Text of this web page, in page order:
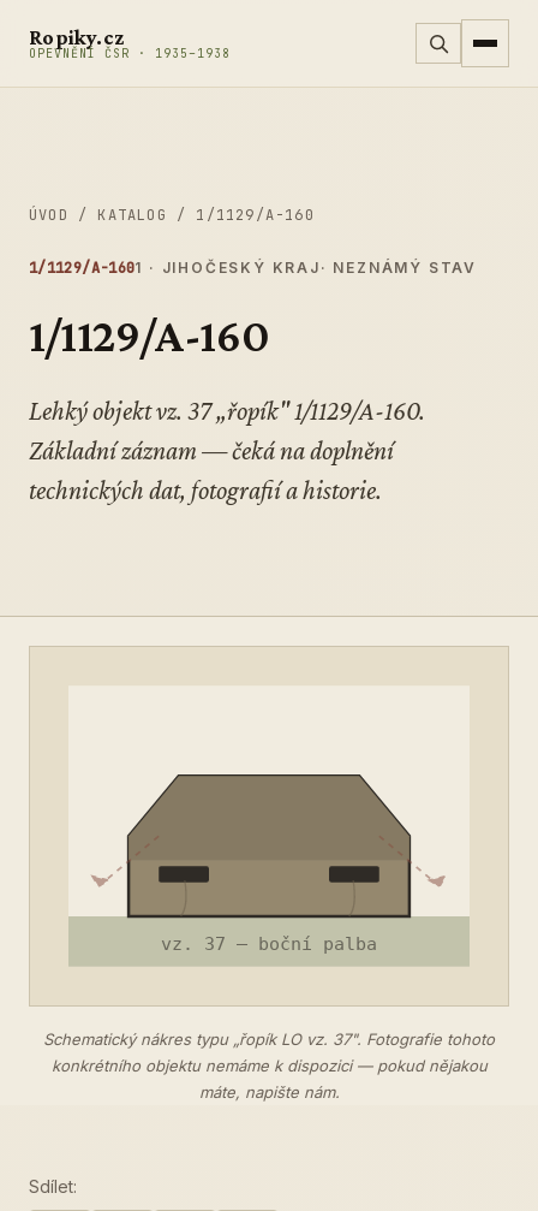
Ropiky.cz
OPEVNĚNÍ ČSR · 1935–1938
ÚVOD / KATALOG / 1/1129/A-160
1/1129/A-1601 · JIHOČESKÝ KRAJ · NEZNÁMÝ STAV
1/1129/A-160
Lehký objekt vz. 37 „řopík" 1/1129/A-160.
Základní záznam — čeká na doplnění
technických dat, fotografií a historie.
Schematický nákres typu „řopík LO vz. 37". Fotografie tohoto
konkrétního objektu nemáme k dispozici — pokud nějakou
máte, napište nám.
Sdílet: